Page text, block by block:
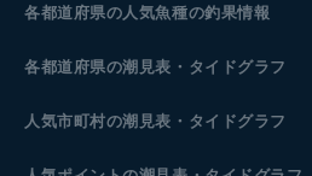
各都道府県の人気魚種の釣果情報
各都道府県の潮見表 ・タイドグラフ
人気市町村の潮見表・タイドグラフ